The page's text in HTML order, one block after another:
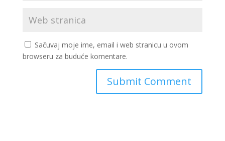
Sačuvaj moje ime, email i web stranicu u ovom
browseru za buduće komentare.